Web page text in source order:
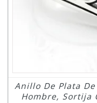
Anillo De Plata
Hombre, Sortija